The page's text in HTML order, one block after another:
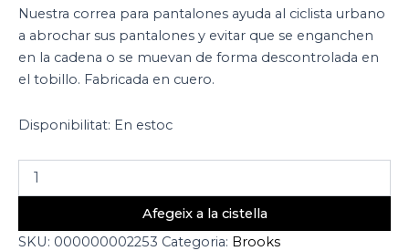
Nuestra correa para pantalones ayuda al ciclista urbano
a abrochar sus pantalones y evitar que se enganchen
en la cadena o se muevan de forma descontrolada en
el tobillo. Fabricada en cuero.
Disponibilitat: En estoc
Afegeix a la cistella
SKU: 000000002253 Categoria: Brooks